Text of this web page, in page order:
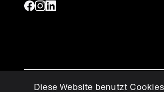
© 2023 THE HALL | Eventpark AG. Alle
Diese Website benutzt